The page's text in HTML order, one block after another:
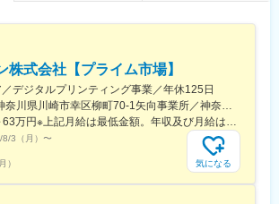
）など
療関連：ロボット、操作アプリケーション開発、
ト関連、医療用ロボット関連 など
・住宅・電車関連：人工衛星、エアコン、プリン
会社としての培った技術力と産学共同開発や自社
Dセンター保有）での研究開発力と豊富なノウハウ
術者として長期的にステップアップが可能なスキル
とが可能です。
株式会社【プライム市場】
デジタルプリンティング事業／年休125日
川崎事業所／神奈川県川崎市幸区柳町70-1矢向事業所／神奈川県川崎市幸区塚越3丁目451番地取手事業所／茨城県取手市白山7-5-1 ※マイカー通勤可能（規定あり）＜配属先＞【1】矢向事業所・取手事業所【2】川崎事業所・矢向事業所・取手事業所【3】【4】川崎事業所★受動喫煙対策：敷地内全面禁煙
■月給27万円～63万円※上記月給は最低金額。年収及び月給は、経験・スキルを考慮の上決定※通勤手当、時間外手当は別途支給
3（月） 〜
） 気になる